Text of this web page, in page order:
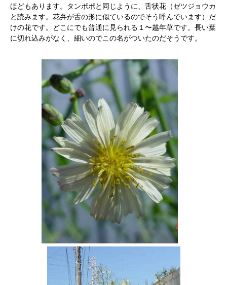
ほどもあります。タンポポと同じように、舌状花（ゼツジョウカ
と読みます。花弁が舌の形に似ているのでそう呼んでいます）だ
けの花です。どこにでも普通に見られる１〜越年草です。長い葉
に切れ込みがなく、細いのでこの名がついたのだそうです。